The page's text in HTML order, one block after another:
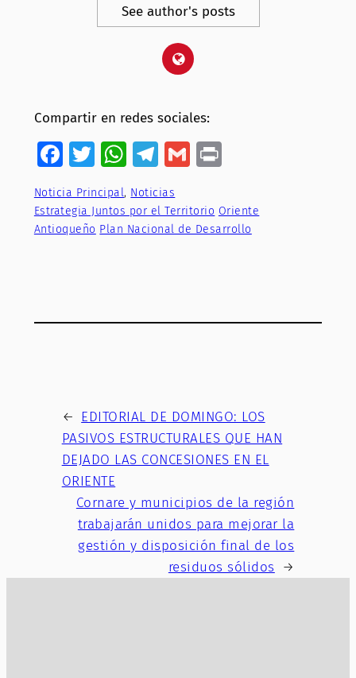
See author's posts
Compartir en redes sociales:
Facebook
Twitter
WhatsApp
Telegram
GmailPrint
Noticia Principal, Noticias
Estrategia Juntos por el Territorio Oriente
Antioqueño Plan Nacional de Desarrollo
← EDITORIAL DE DOMINGO: LOS
PASIVOS ESTRUCTURALES QUE HAN
DEJADO LAS CONCESIONES EN EL
ORIENTE
Cornare y municipios de la región
trabajarán unidos para mejorar la
gestión y disposición final de los
residuos sólidos
→